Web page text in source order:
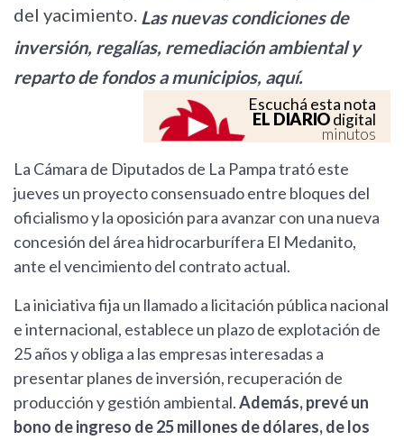
del yacimiento. Las nuevas condiciones de
inversión, regalías, remediación ambiental y
reparto de fondos a municipios, aquí.
Escuchá esta nota
EL DIARIOdigital
minutos
La Cámara de Diputados de La Pampa trató este
jueves un proyecto consensuado entre bloques del
oficialismo y la oposición para avanzar con una nueva
concesión del área hidrocarburífera El Medanito,
ante el vencimiento del contrato actual.
La iniciativa fija un llamado a licitación pública nacional
e internacional, establece un plazo de explotación de
25 años y obliga a las empresas interesadas a
presentar planes de inversión, recuperación de
producción y gestión ambiental.Además, prevé un
bono de ingreso de 25 millones de dólares, de los